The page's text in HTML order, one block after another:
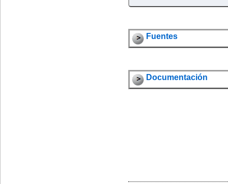
Fuentes
Documentación